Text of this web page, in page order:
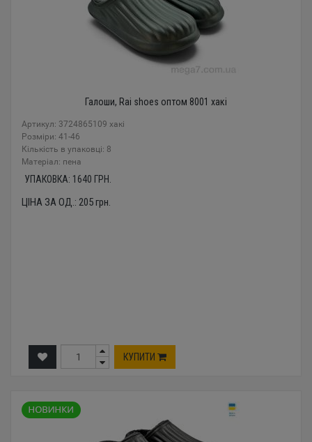
Галоши, Rai shoes оптом 8001 хакі
Артикул: 3724865109 хакі
Розміри: 41-46
Кількість в упаковці: 8
Mатеріал: пена
УПАКОВКА: 1640 ГРН.
ЦІНА ЗА ОД.: 205грн.
КУПИТИ